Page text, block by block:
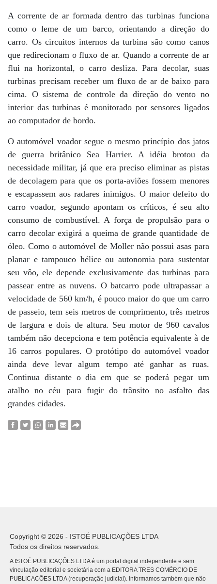
A corrente de ar formada dentro das turbinas funciona
como o leme de um barco, orientando a direção do
carro. Os circuitos internos da turbina são como canos
que redirecionam o fluxo de ar. Quando a corrente de ar
flui na horizontal, o carro desliza. Para decolar, suas
turbinas precisam receber um fluxo de ar de baixo para
cima. O sistema de controle da direção do vento no
interior das turbinas é monitorado por sensores ligados
ao computador de bordo.
O automóvel voador segue o mesmo princípio dos jatos
de guerra britânico Sea Harrier. A idéia brotou da
necessidade militar, já que era preciso eliminar as pistas
de decolagem para que os porta-aviões fossem menores
e escapassem aos radares inimigos. O maior defeito do
carro voador, segundo apontam os críticos, é seu alto
consumo de combustível. A força de propulsão para o
carro decolar exigirá a queima de grande quantidade de
óleo. Como o automóvel de Moller não possui asas para
planar e tampouco hélice ou autonomia para sustentar
seu vôo, ele depende exclusivamente das turbinas para
passear entre as nuvens. O batcarro pode ultrapassar a
velocidade de 560 km/h, é pouco maior do que um carro
de passeio, tem seis metros de comprimento, três metros
de largura e dois de altura. Seu motor de 960 cavalos
também não decepciona e tem potência equivalente à de
16 carros populares. O protótipo do automóvel voador
ainda deve levar algum tempo até ganhar as ruas.
Continua distante o dia em que se poderá pegar um
atalho no céu para fugir do trânsito no asfalto das
grandes cidades.
Copyright © 2026 - ISTOÉ PUBLICAÇÕES LTDA
Todos os direitos reservados.
A ISTOÉ PUBLICAÇÕES LTDA é um portal digital independente e sem
vinculação editorial e societária com a EDITORA TRES COMÉRCIO DE
PUBLICACÕES LTDA (recuperação judicial). Informamos também que não